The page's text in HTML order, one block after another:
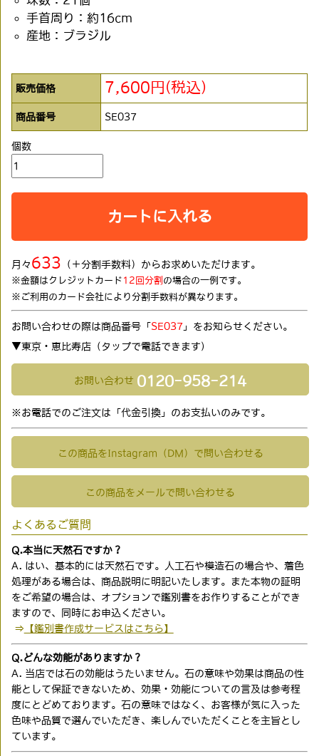
手首周り：約16cm
産地：ブラジル
販売価格 7,600円(税込)
商品番号 SE037
個数
カートに入れる
月々 633 （＋分割手数料）からお求めいただけます。
※金額はクレジットカード 12回分割 の場合の一例です。
※ご利用のカード会社により分割手数料が異なります。
お問い合わせの際は商品番号「SE037」をお知らせください。
▼東京・恵比寿店（タップで電話できます)
お問い合わせ 0120-958-214
※お電話でのご注文は「代金引換」のお支払いのみです。
この商品をInstagram（DM）で問い合わせる
この商品をメールで問い合わせる
よくあるご質問
Q.本当に天然石ですか？
A. はい、基本的には天然石です。人工石や模造石の場合や、着色
処理がある場合は、商品説明に明記いたします。また本物の証明
をご希望の場合は、オプションで鑑別書をお作りすることができ
ますので、同時にお申込ください。
⇒ 【鑑別書作成サービスはこちら】
Q.どんな効能がありますか？
A. 当店では石の効能はうたいません。石の意味や効果は商品の性
能として保証できないため、効果・効能についての言及は参考程
度にとどめております。石の意味ではなく、お客様が気に入った
色味や品質で選んでいただき、楽しんでいただくことを主旨とし
ています。